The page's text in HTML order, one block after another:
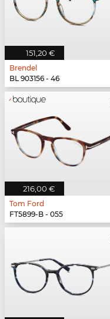
151,20 €
Brendel
BL 903156 - 46
216,00 €
Tom Ford
FT5899-B - 055